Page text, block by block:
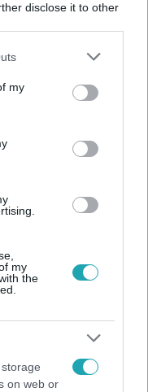
disclose it to other
one or more Google
You may click to
third-party tags to
in below Google
my
my
the
on web or